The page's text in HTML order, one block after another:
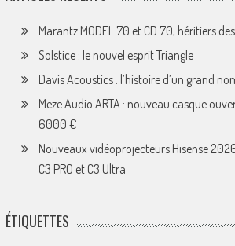
Marantz MODEL 70 et CD 70, héritiers
Solstice : le nouvel esprit Triangle
Davis Acoustics : l’histoire d’un grand
Meze Audio ARTA : nouveau casque
6000 €
Nouveaux vidéoprojecteurs Hisense 2026
C3 PRO et C3 Ultra
ÉTIQUETTES